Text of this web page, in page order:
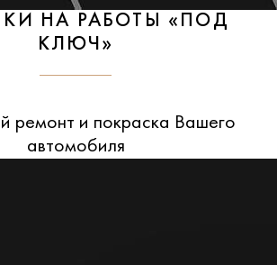
НА РАБОТЫ «ПОД
КЛЮЧ»
ремонт и покраска Вашего
автомобиля